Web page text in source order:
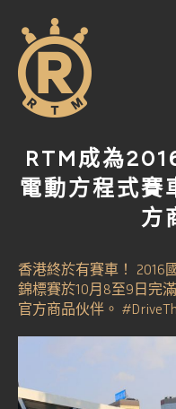
RTM成為
電動方程式賽
方
香港終於有賽車！ 2016
錦標賽於10月8至9日完
官方商品伙伴。